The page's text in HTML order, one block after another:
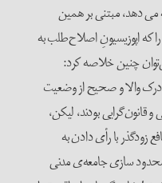
می دهد، مبتنی بر همین
که اپوزیسیونِ اصلاح‌طلب به
چنین خلاصه کرد:
والا و صحیح از وضعیت
بودند، لیکن،
زودگذر با رأی دادن به
سازی جامعه‌ی مدنی